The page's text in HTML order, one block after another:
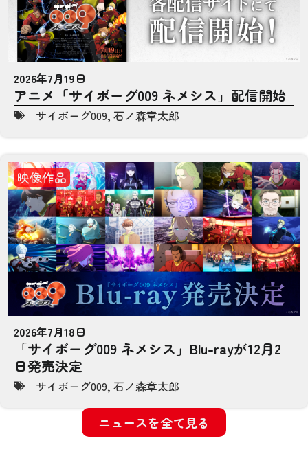
2026年7月19日
アニメ「サイボーグ009 ネメシス」配信開始
サイボーグ009, 石ノ森章太郎
映像作品
2026年7月18日
「サイボーグ009 ネメシス」Blu-rayが12月2
日発売決定
サイボーグ009, 石ノ森章太郎
ニュースを全て見る